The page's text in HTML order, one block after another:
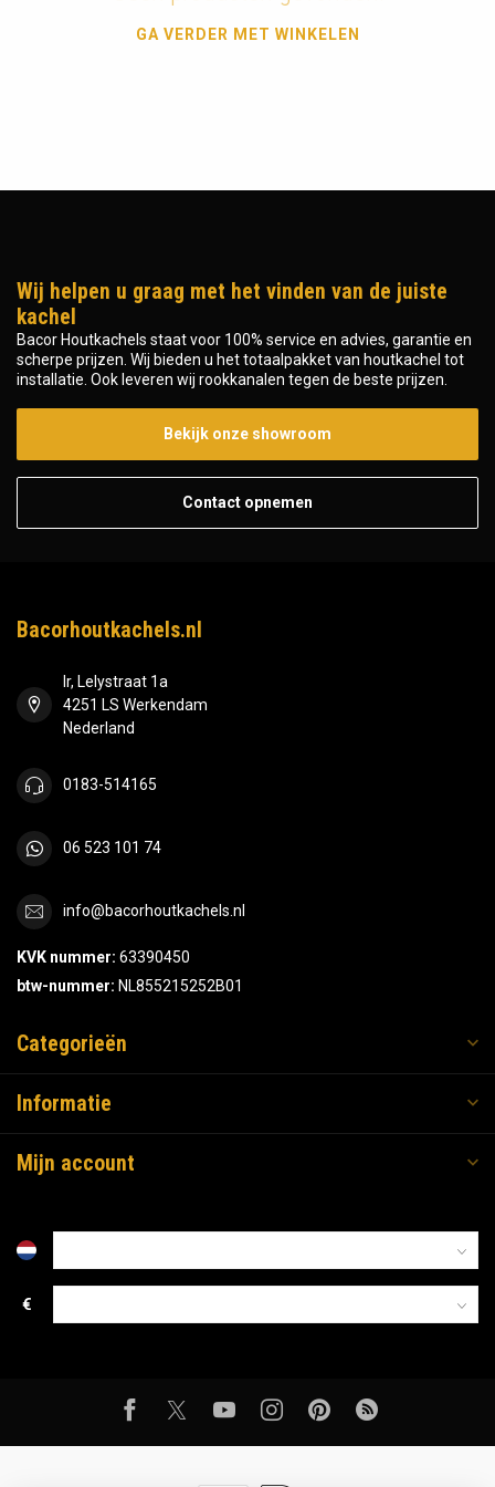
GA VERDER MET WINKELEN
Wij helpen u graag met het vinden van de juiste
kachel
Bacor Houtkachels staat voor 100% service en advies, garantie en
scherpe prijzen. Wij bieden u het totaalpakket van houtkachel tot
installatie. Ook leveren wij rookkanalen tegen de beste prijzen.
Bekijk onze showroom
Contact opnemen
Bacorhoutkachels.nl
Ir, Lelystraat 1a
4251 LS Werkendam
Nederland
0183-514165
06 523 101 74
info@bacorhoutkachels.nl
KVK nummer: 63390450
btw-nummer: NL855215252B01
Categorieën
Informatie
Mijn account
€